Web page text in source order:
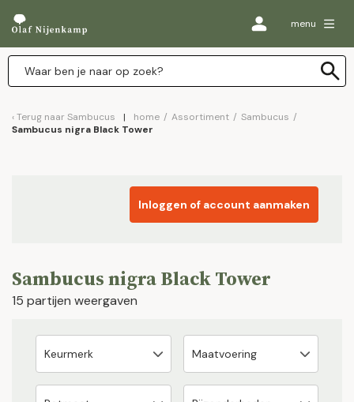
menu
Terug naar Sambucus home / Assortiment / Sambucus /
Sambucus nigra Black Tower
Inloggen of account aanmaken
Sambucus nigra Black Tower
15 partijen weergaven